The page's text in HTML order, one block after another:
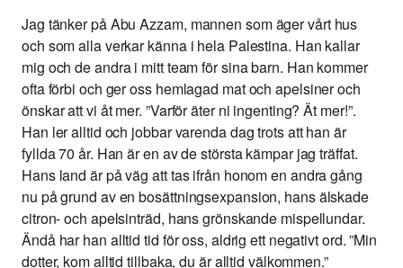
Jag tänker på Abu Azzam, mannen som äger vårt hus
och som alla verkar känna i hela Palestina. Han kallar
mig och de andra i mitt team för sina barn. Han kommer
ofta förbi och ger oss hemlagad mat och apelsiner och
önskar att vi åt mer. ”Varför äter ni ingenting? Ät mer!”.
Han ler alltid och jobbar varenda dag trots att han är
fyllda 70 år. Han är en av de största kämpar jag träffat.
Hans land är på väg att tas ifrån honom en andra gång
nu på grund av en bosättningsexpansion, hans älskade
citron- och apelsinträd, hans grönskande mispellundar.
Ändå har han alltid tid för oss, aldrig ett negativt ord. ”Min
dotter, kom alltid tillbaka, du är alltid välkommen.”